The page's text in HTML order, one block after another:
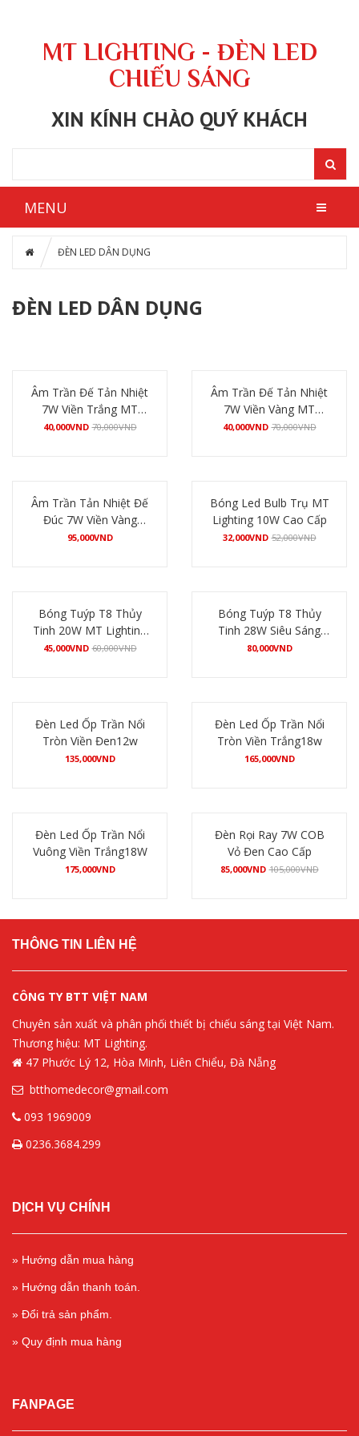
MT LIGHTING - ĐÈN LED
CHIẾU SÁNG
XIN KÍNH CHÀO QUÝ KHÁCH
MENU
ĐÈN LED DÂN DỤNG
ĐÈN LED DÂN DỤNG
Âm Trần Đế Tản Nhiệt
7W Viền Trắng MT
Lighting
40,000VND 70,000VND
Âm Trần Đế Tản Nhiệt
7W Viền Vàng MT
Lighting
40,000VND 70,000VND
Âm Trần Tản Nhiệt Đế
Đúc 7W Viền Vàng
VEGA
95,000VND
Bóng Led Bulb Trụ MT
Lighting 10W Cao Cấp
32,000VND 52,000VND
Bóng Tuýp T8 Thủy
Tinh 20W MT Lighting
– MT_TT20_ECO
45,000VND 60,000VND
Bóng Tuýp T8 Thủy
Tinh 28W Siêu Sáng
MT Lighting –
80,000VND
Đèn Led Ốp Trần Nổi
Tròn Viền Đen12w
135,000VND
Đèn Led Ốp Trần Nổi
Tròn Viền Trắng18w
165,000VND
Đèn Led Ốp Trần Nổi
Vuông Viền Trắng18W
175,000VND
Đèn Rọi Ray 7W COB
Vỏ Đen Cao Cấp
85,000VND 105,000VND
THÔNG TIN LIÊN HỆ
CÔNG TY BTT VIỆT NAM
Chuyên sản xuất và phân phối thiết bị chiếu sáng tại Việt Nam.
Thương hiệu: MT Lighting.
47 Phước Lý 12, Hòa Minh, Liên Chiểu, Đà Nẵng
btthomedecor@gmail.com
093 1969009
0236.3684.299
DỊCH VỤ CHÍNH
» Hướng dẫn mua hàng
» Hướng dẫn thanh toán.
» Đổi trả sản phẩm.
» Quy định mua hàng
FANPAGE